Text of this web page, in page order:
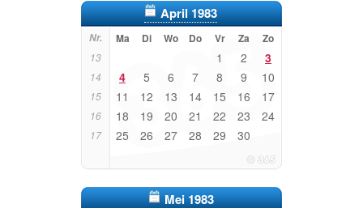
April 1983
Nr. Ma Di Wo Do Vr Za Zo
13 1 2 3
14 4 5 6 7 8 9 10
15 11 12 13 14 15 16 17
16 18 19 20 21 22 23 24
17 25 26 27 28 29 30
Mei 1983